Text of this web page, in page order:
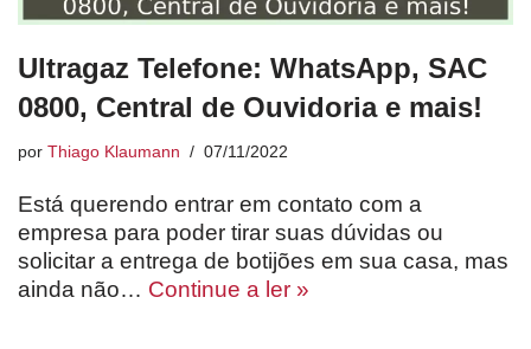
Ultragaz Telefone: WhatsApp, SAC
0800, Central de Ouvidoria e mais!
por Thiago Klaumann 07/11/2022
Está querendo entrar em contato com a
empresa para poder tirar suas dúvidas ou
solicitar a entrega de botijões em sua casa, mas
ainda não… Continue a ler »